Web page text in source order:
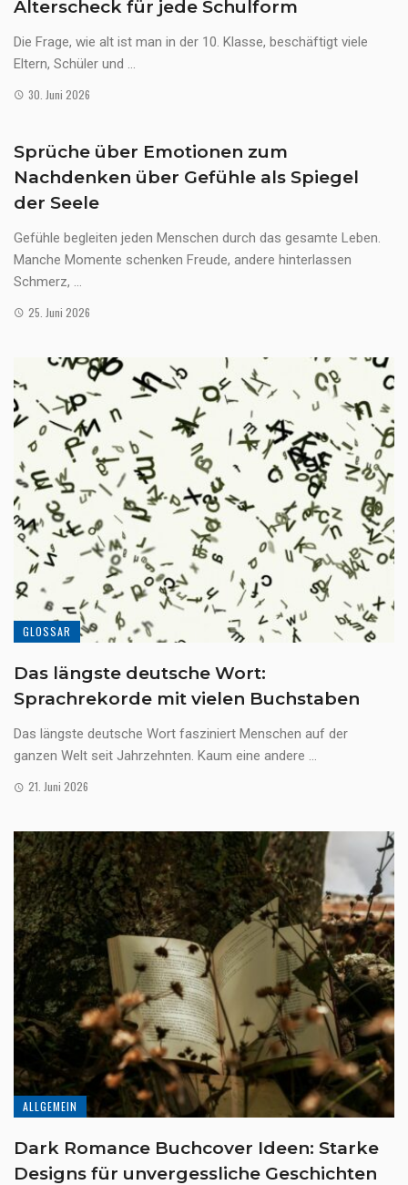
Alterscheck für jede Schulform
Die Frage, wie alt ist man in der 10. Klasse, beschäftigt viele
Eltern, Schüler und ...
30. Juni 2026
Sprüche über Emotionen zum
Nachdenken über Gefühle als Spiegel
der Seele
Gefühle begleiten jeden Menschen durch das gesamte Leben.
Manche Momente schenken Freude, andere hinterlassen
Schmerz, ...
25. Juni 2026
GLOSSAR
Das längste deutsche Wort:
Sprachrekorde mit vielen Buchstaben
Das längste deutsche Wort fasziniert Menschen auf der
ganzen Welt seit Jahrzehnten. Kaum eine andere ...
21. Juni 2026
ALLGEMEIN
Dark Romance Buchcover Ideen: Starke
Designs für unvergessliche Geschichten